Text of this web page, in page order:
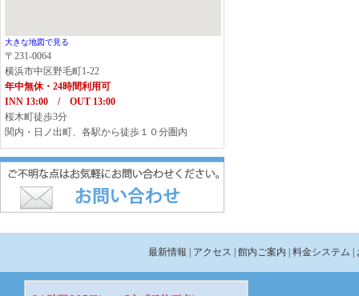
大きな地図で見る
〒231-0064
横浜市中区野毛町1-22
年中無休・24時間利用可
INN 13:00 / OUT 13:00
桜木町徒歩3分
関内・日ノ出町、各駅から徒歩１０分圏内
最新情報 | アクセス | 館内ご案内 | 料金システム